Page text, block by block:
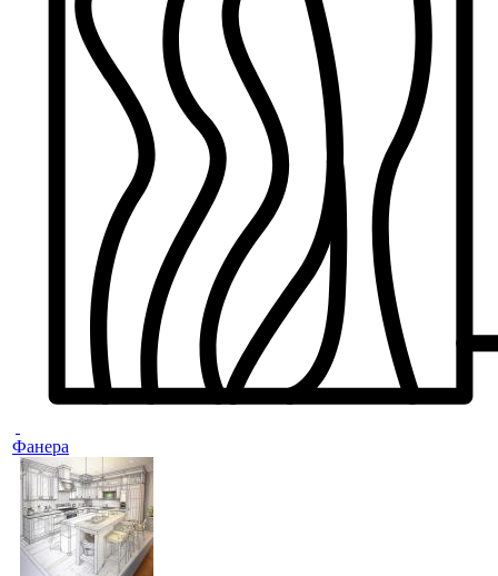
Фанера